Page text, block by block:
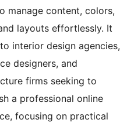
manage content, colors,
layouts effortlessly. It
interior design agencies,
designers, and
firms seeking to
a professional online
focusing on practical